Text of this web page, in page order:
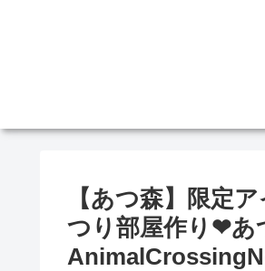
【あつ森】限定
つり部屋作り❤あ